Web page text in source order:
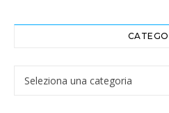
Categorie